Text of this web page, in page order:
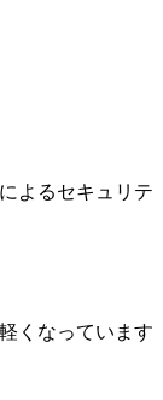
よるセキュリテ
くなっています